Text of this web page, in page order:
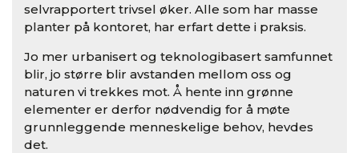
selvrapportert trivsel øker. Alle som har masse
planter på kontoret, har erfart dette i praksis.
Jo mer urbanisert og teknologibasert samfunnet
blir, jo større blir avstanden mellom oss og
naturen vi trekkes mot. Å hente inn grønne
elementer er derfor nødvendig for å møte
grunnleggende menneskelige behov, hevdes
det.